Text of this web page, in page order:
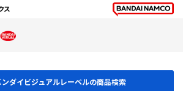
ダイビジュアルレーベルの商品検索